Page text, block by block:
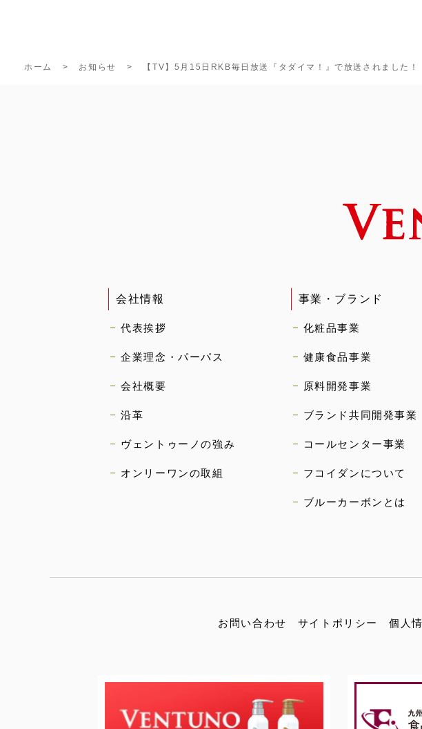
ホーム お知らせ 【TV】5月15日RKB毎日放送『タダイマ！』で放送されました！
会社情報
代表挨拶
企業理念・パーパス
会社概要
沿革
ヴェントゥーノの強み
オンリーワンの取組
事業・ブランド
化粧品事業
健康食品事業
原料開発事業
ブランド共同開発事業
コールセンター事業
フコイダンについて
ブルーカーボンとは
お問い合わせ サイトポリシー 個人